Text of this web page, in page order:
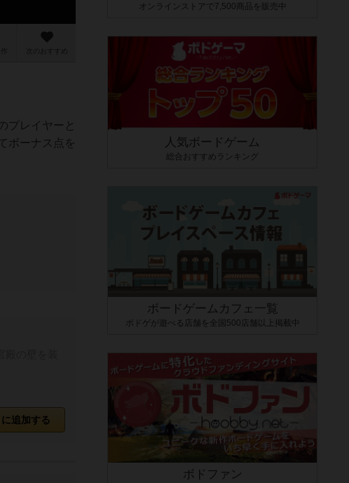
作 次のおすすめ
プレイヤーと
ボーナス点を
追加する
オンラインストアで7,500商品を販売中
人気ボードゲーム
総合おすすめランキング
ボードゲームカフェ一覧
ボドゲが遊べる店舗を全国500店舗以上掲載中
ボドファン